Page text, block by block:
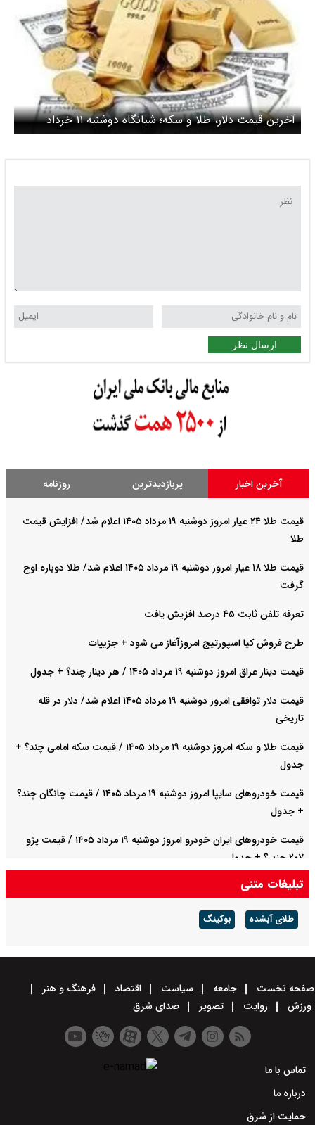
آخرین قیمت دلار، طلا و سکه؛ شبانگاه دوشنبه ۱۱ خرداد
۱۴۰۵/ دلار دوباره خیز رشد قیمت برداشت
ارسال نظر
آخرین اخبار پربازدیدترین روزنامه
قیمت طلا ۲۴ عیار امروز دوشنبه ۱۹ مرداد ۱۴۰۵ اعلام شد/ افزایش قیمت
طلا
قیمت طلا ۱۸ عیار امروز دوشنبه ۱۹ مرداد ۱۴۰۵ اعلام شد/ طلا دوباره اوج
گرفت
تعرفه تلفن ثابت ۴۵ درصد افزیش یافت
طرح فروش کیا اسپورتیج امروزآغاز می شود + جزییات
قیمت دینار عراق امروز دوشنبه ۱۹ مرداد ۱۴۰۵ / هر دینار چند؟ + جدول
قیمت دلار توافقی امروز دوشنبه ۱۹ مرداد ۱۴۰۵ اعلام شد/ دلار در قله
تاریخی
قیمت طلا و سکه امروز دوشنبه ۱۹ مرداد ۱۴۰۵ / قیمت سکه امامی چند؟ +
جدول
قیمت خودروهای سایپا امروز دوشنبه ۱۹ مرداد ۱۴۰۵ / قیمت چانگان چند؟
+ جدول
قیمت خودرو‌های ایران خودرو امروز دوشنبه ۱۹ مرداد ۱۴۰۵ / قیمت پژو
۲۰۷ چند ؟ + جدول
تبلیغات متنی
طلای آبشده بوکینگ
صفحه نخست جامعه سیاست اقتصاد
فرهنگ و هنر
ورزش
روایت تصویر صدای شرق
تماس با ما
درباره ما
حمایت از شرق